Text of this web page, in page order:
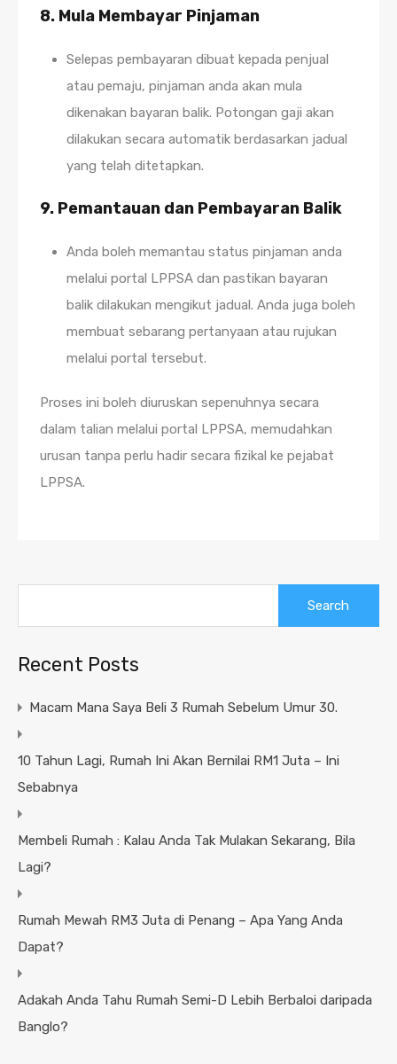
8. Mula Membayar Pinjaman
Selepas pembayaran dibuat kepada penjual
atau pemaju, pinjaman anda akan mula
dikenakan bayaran balik. Potongan gaji akan
dilakukan secara automatik berdasarkan jadual
yang telah ditetapkan.
9. Pemantauan dan Pembayaran Balik
Anda boleh memantau status pinjaman anda
melalui portal LPPSA dan pastikan bayaran
balik dilakukan mengikut jadual. Anda juga boleh
membuat sebarang pertanyaan atau rujukan
melalui portal tersebut.
Proses ini boleh diuruskan sepenuhnya secara
dalam talian melalui portal LPPSA, memudahkan
urusan tanpa perlu hadir secara fizikal ke pejabat
LPPSA.
Recent Posts
Macam Mana Saya Beli 3 Rumah Sebelum Umur 30.
10 Tahun Lagi, Rumah Ini Akan Bernilai RM1 Juta – Ini
Sebabnya
Membeli Rumah : Kalau Anda Tak Mulakan Sekarang, Bila
Lagi?
Rumah Mewah RM3 Juta di Penang – Apa Yang Anda
Dapat?
Adakah Anda Tahu Rumah Semi-D Lebih Berbaloi daripada
Banglo?